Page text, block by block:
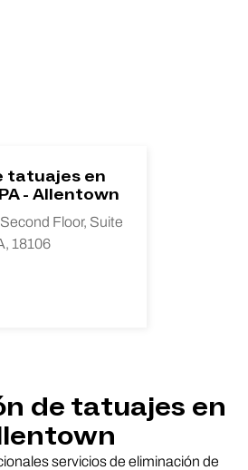
tatuajes en
- Allentown
Floor, Suite
18106
de tatuajes en
servicios de eliminación de